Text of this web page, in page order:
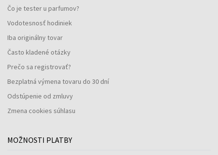
Čo je tester u parfumov?
Vodotesnosť hodiniek
Iba originálny tovar
Často kladené otázky
Prečo sa registrovať?
Bezplatná výmena tovaru do 30 dní
Odstúpenie od zmluvy
Zmena cookies súhlasu
MOŽNOSTI PLATBY